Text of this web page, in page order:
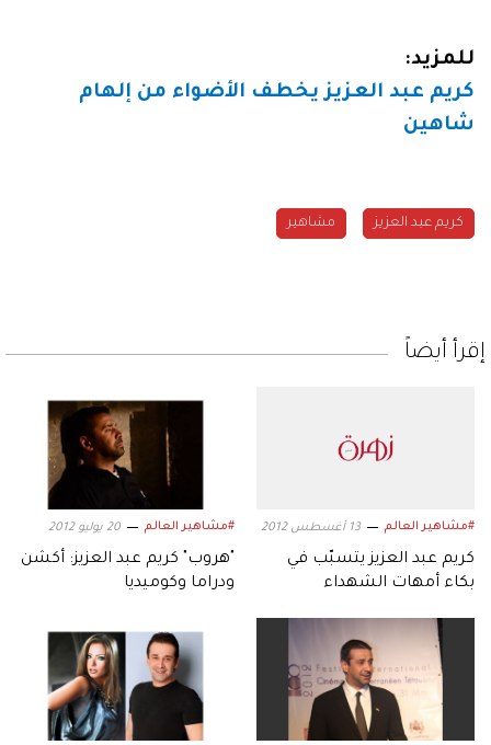
للمزيد:
كريم عبد العزيز يخطف الأضواء من إلهام
شاهين
كريم عبد العزيز مشاهير
إقرأ أيضاً
#مشاهير العالم 13 أغسطس 2012
كريم عبد العزيز يتسبّب في
بكاء أمهات الشهداء
#مشاهير العالم 20 يوليو 2012
"هروب" كريم عبد العزيز: أكشن
ودراما وكوميديا